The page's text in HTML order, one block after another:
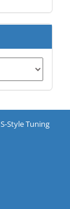
Tuning